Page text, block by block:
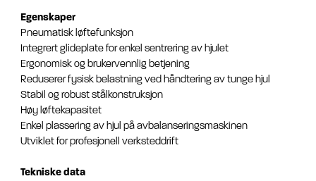
Egenskaper
Pneumatisk løftefunksjon
Integrert glideplate for enkel sentrering av hjulet
Ergonomisk og brukervennlig betjening
Reduserer fysisk belastning ved håndtering av tunge hjul
Stabil og robust stålkonstruksjon
Høy løftekapasitet
Enkel plassering av hjul på avbalanseringsmaskinen
Utviklet for profesjonell verksteddrift
Tekniske data